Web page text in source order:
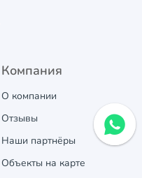
Компания
О компании
Отзывы
Наши партнёры
Объекты на карте